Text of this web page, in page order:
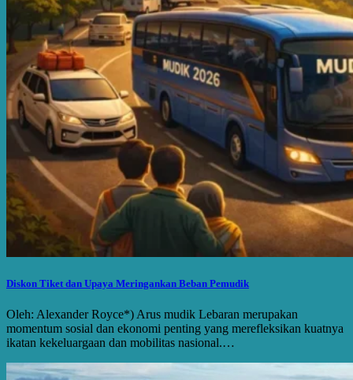
Diskon Tiket dan Upaya Meringankan Beban Pemudik
Oleh: Alexander Royce*) Arus mudik Lebaran merupakan
momentum sosial dan ekonomi penting yang merefleksikan kuatnya
ikatan kekeluargaan dan mobilitas nasional.…